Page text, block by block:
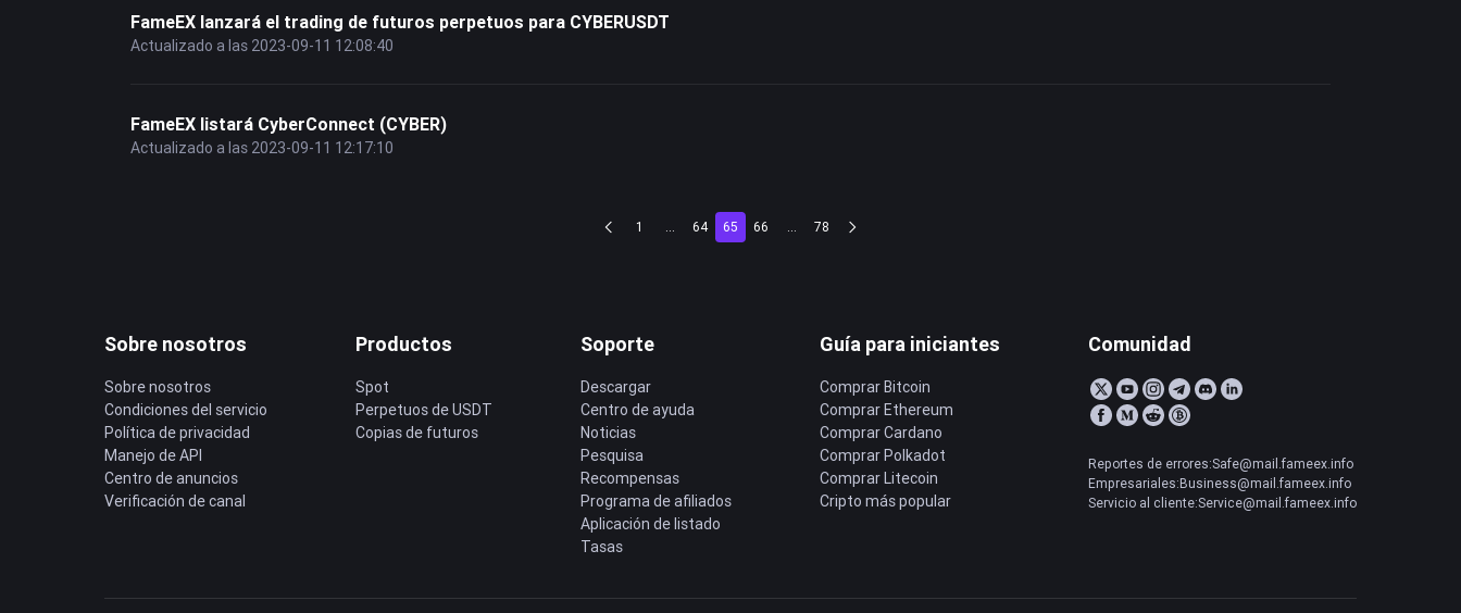
FameEX lanzará el trading de futuros perpetuos para CYBERUSDT
Actualizado a las 2023-09-11 12:08:40
FameEX listará CyberConnect (CYBER)
Actualizado a las 2023-09-11 12:17:10
1 ... 64 65 66 ... 78
Sobre nosotros
Sobre nosotros
Condiciones del servicio
Política de privacidad
Manejo de API
Centro de anuncios
Verificación de canal
Productos
Spot
Perpetuos de USDT
Copias de futuros
Soporte
Descargar
Centro de ayuda
Noticias
Pesquisa
Recompensas
Programa de afiliados
Aplicación de listado
Tasas
Guía para iniciantes
Comprar Bitcoin
Comprar Ethereum
Comprar Cardano
Comprar Polkadot
Comprar Litecoin
Cripto más popular
Comunidad
Reportes de errores:Safe@mail.fameex.info
Empresariales:Business@mail.fameex.info
Servicio al cliente:Service@mail.fameex.info